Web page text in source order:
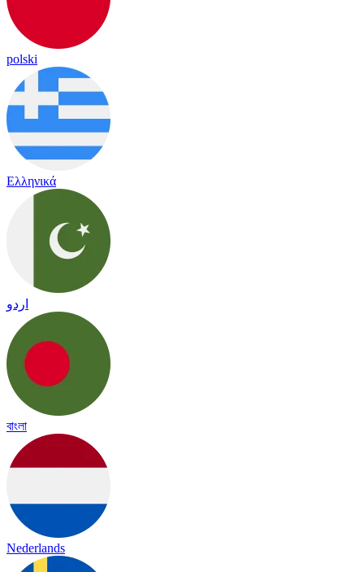
polski
Ελληνικά
اردو
বাংলা
Nederlands